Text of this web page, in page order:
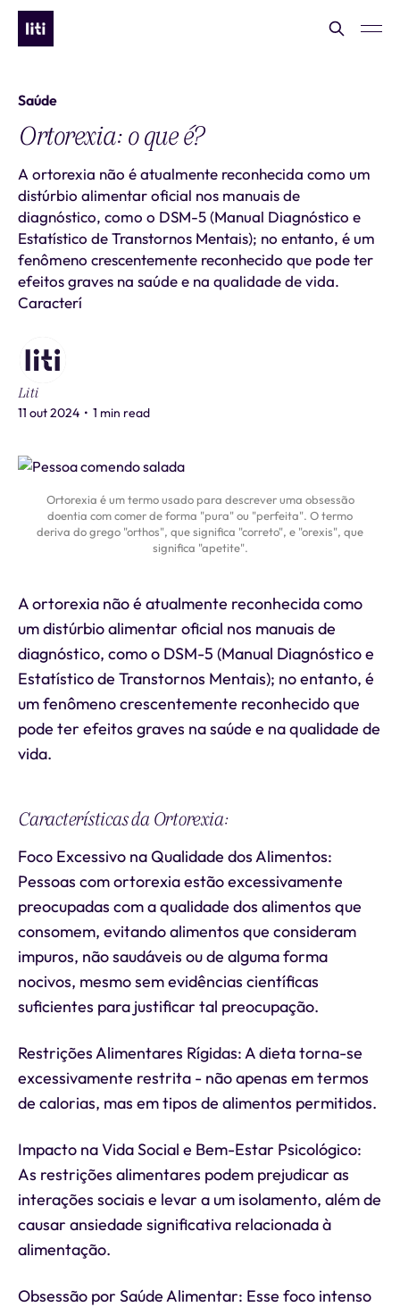
Saúde
Ortorexia: o que é?
A ortorexia não é atualmente reconhecida como um
distúrbio alimentar oficial nos manuais de
diagnóstico, como o DSM-5 (Manual Diagnóstico e
Estatístico de Transtornos Mentais); no entanto, é um
fenômeno crescentemente reconhecido que pode ter
efeitos graves na saúde e na qualidade de vida.
Caracterí
Liti
11 out 2024 • 1 min read
Ortorexia é um termo usado para descrever uma obsessão
doentia com comer de forma "pura" ou "perfeita". O termo
deriva do grego "orthos", que significa "correto", e "orexis", que
significa "apetite".
A ortorexia não é atualmente reconhecida como
um distúrbio alimentar oficial nos manuais de
diagnóstico, como o DSM-5 (Manual Diagnóstico e
Estatístico de Transtornos Mentais); no entanto, é
um fenômeno crescentemente reconhecido que
pode ter efeitos graves na saúde e na qualidade de
vida.
Características da Ortorexia:
Foco Excessivo na Qualidade dos Alimentos:
Pessoas com ortorexia estão excessivamente
preocupadas com a qualidade dos alimentos que
consomem, evitando alimentos que consideram
impuros, não saudáveis ou de alguma forma
nocivos, mesmo sem evidências científicas
suficientes para justificar tal preocupação.
Restrições Alimentares Rígidas: A dieta torna-se
excessivamente restrita - não apenas em termos
de calorias, mas em tipos de alimentos permitidos.
Impacto na Vida Social e Bem-Estar Psicológico:
As restrições alimentares podem prejudicar as
interações sociais e levar a um isolamento, além de
causar ansiedade significativa relacionada à
alimentação.
Obsessão por Saúde Alimentar: Esse foco intenso